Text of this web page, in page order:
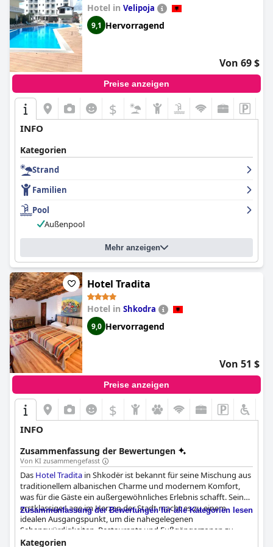
Dienstleistungen und Annehmlichkeiten das Gesamterlebnis
verbessern.
Hotel in Velipoja
9,1 Hervorragend
Von 69 $
Preise anzeigen
$
INFO
Kategorien
Strand
Familien
Pool
Außenpool
Mehr anzeigen
Hotel Tradita
Hotel in Shkodra
9,0 Hervorragend
Von 51 $
Preise anzeigen
$
INFO
Zusammenfassung der Bewertungen
Von KI zusammengefasst
Das Hotel Tradita in Shkodër ist bekannt für seine Mischung aus
traditionellem albanischen Charme und modernem Komfort,
was für die Gäste ein außergewöhnliches Erlebnis schafft. Seine
erstklassige Lage im Herzen der Stadt macht es zu einem
idealen Ausgangspunkt, um die nahegelegenen
Sehenswürdigkeiten, Restaurants und Fußgängerzonen zu
erkunden. Das historische Gebäude, geschmückt mit
Zusammenfassung der Bewertungen für alle Kategorien lesen
Kategorien